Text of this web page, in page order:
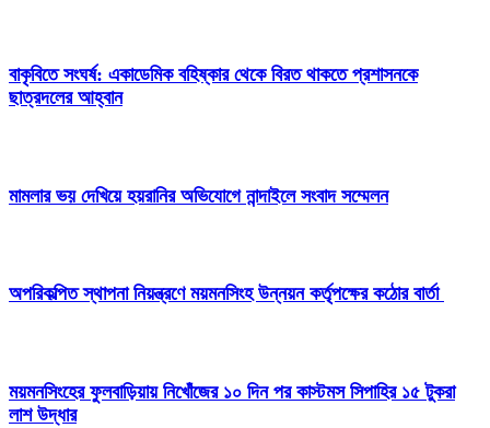
বাকৃবিতে সংঘর্ষ: একাডেমিক বহিষ্কার থেকে বিরত থাকতে প্রশাসনকে
ছাত্রদলের আহ্বান
মামলার ভয় দেখিয়ে হয়রানির অভিযোগে নান্দাইলে সংবাদ সম্মেলন
অপরিকল্পিত স্থাপনা নিয়ন্ত্রণে ময়মনসিংহ উন্নয়ন কর্তৃপক্ষের কঠোর বার্তা
ময়মনসিংহের ফুলবাড়িয়ায় নিখোঁজের ১০ দিন পর কাস্টমস সিপাহির ১৫ টুকরা
লাশ উদ্ধার